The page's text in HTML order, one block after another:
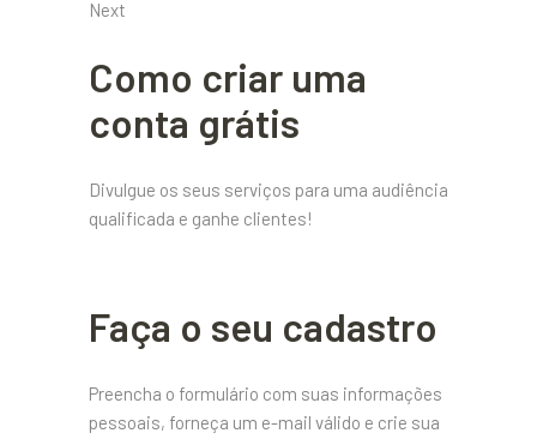
Next
Como criar uma
conta grátis
Divulgue os seus serviços para uma audiência
qualificada e ganhe clientes!
Faça o seu cadastro
Preencha o formulário com suas informações
pessoais, forneça um e-mail válido e crie sua